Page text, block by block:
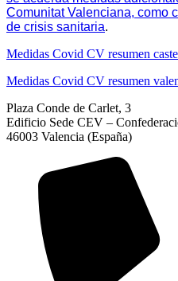
Comunitat Valenciana, como
de crisis sanitaria.
Medidas Covid CV resumen
Medidas Covid CV resumen
Plaza Conde de Carlet, 3
Edificio Sede CEV –
46003 Valencia (España)